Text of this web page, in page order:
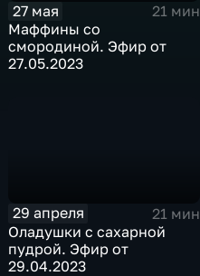
27 мая
21 мин
Маффины со
смородиной. Эфир от
27.05.2023
29 апреля
21 мин
Оладушки с сахарной
пудрой. Эфир от
29.04.2023